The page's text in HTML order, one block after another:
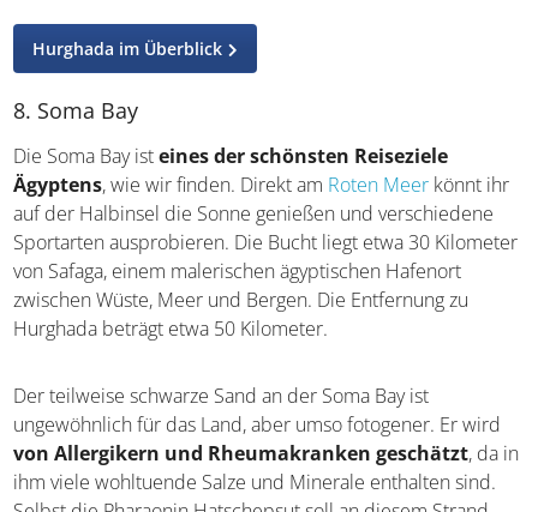
Meeresbewohner zu erkunden. In den Sommermonaten
ist das Rote Meer besonders warm und angenehm –
hinzugeben.
Hurghada im Überblick
8. Soma Bay
Die Soma Bay isteines der schönsten Reiseziele
Ägyptens , wie wir finden. Direkt am
verschiedene Sportarten ausprobieren. Die Bucht liegt
etwa 30 Kilometer von Safaga, einem malerischen
ägyptischen Hafenort zwischen Wüste, Meer und Bergen.
Die Entfernung zu Hurghada beträgt etwa 50 Kilometer.